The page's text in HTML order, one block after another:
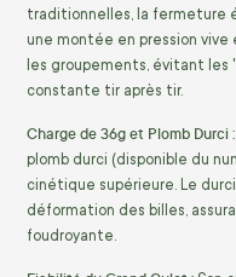
traditionnelles, la fermeture
une montée en pression
les groupements, évitant
constante tir après tir.
Charge de 36g et Plomb Durci :
plomb durci (disponible du
cinétique supérieure. Le
déformation des billes,
foudroyante.